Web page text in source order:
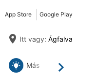
App Store Google Play
Itt vagy: Ágfalva
Tovább
Más